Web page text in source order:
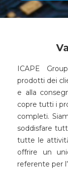
ICAPE
prodotti dei
e alla
copre tutti i
completi.
soddisfare
tutte le
offrire un
referente per